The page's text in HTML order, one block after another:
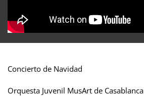
Concierto de Navidad
Orquesta Juvenil MusArt de Casablanca